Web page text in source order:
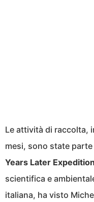
Le attività di raccolta,
mesi, sono state
Years Later Expedition
scientifica e
italiana, ha visto